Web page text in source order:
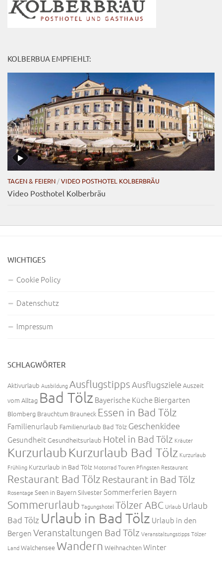
KOLBERBUA EMPFIEHLT:
TAGEN & FEIERN /VIDEO POSTHOTEL KOLBERBRÄU
Video Posthotel Kolberbräu
WICHTIGES
Cookie Policy
Datenschutz
Impressum
SCHLAGWÖRTER
Aktivurlaub AusbildungAusflugstippsAusflugszieleAuszeit
vom Alltag Bad Tölz Bayerische KücheBiergarten
Blomberg Brauchtum Brauneck Essen in Bad Tölz
Familienurlaub Familienurlaub Bad Tölz Geschenkidee
Gesundheit Gesundheitsurlaub Hotel in Bad Tölz Kräuter
Kurzurlaub Kurzurlaub Bad Tölz Kurzurlaub
Frühling Kurzurlaub in Bad Tölz Motorrad Touren Pfingsten Restaurant
Restaurant Bad Tölz Restaurant in Bad Tölz
RosentageSeen in BayernSilvesterSommerferien Bayern
Sommerurlaub Tagungshotel Tölzer ABC Urlaub Urlaub
Bad Tölz Urlaub in Bad Tölz Urlaub in den
BergenVeranstaltungen Bad Tölz Veranstaltungstipps Tölzer
LandWalchensee Wandern WeihnachtenWinter